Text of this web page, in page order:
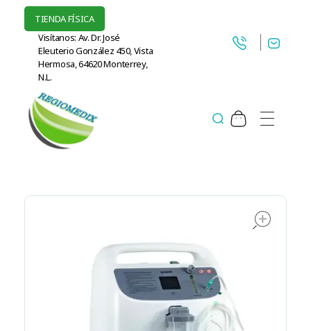
TIENDA FÍSICA
Visítanos: Av. Dr. José
Eleuterio González 450, Vista
Hermosa, 64620 Monterrey,
N.L.